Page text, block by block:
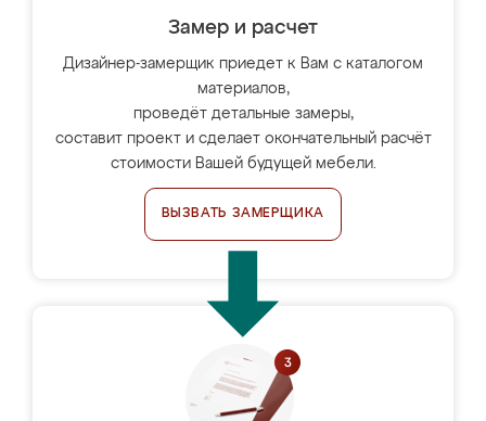
Замер и расчет
Дизайнер-замерщик приедет к Вам с каталогом
материалов,
проведёт детальные замеры,
составит проект и сделает окончательный расчёт
стоимости Вашей будущей мебели.
ВЫЗВАТЬ ЗАМЕРЩИКА